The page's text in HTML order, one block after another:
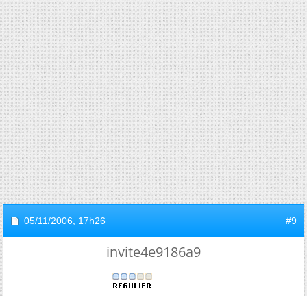
05/11/2006, 17h26 #9
invite4e9186a9